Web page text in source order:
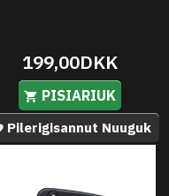
199,00DKK
PISIARIUK
Pilerigisannut Nuuguk